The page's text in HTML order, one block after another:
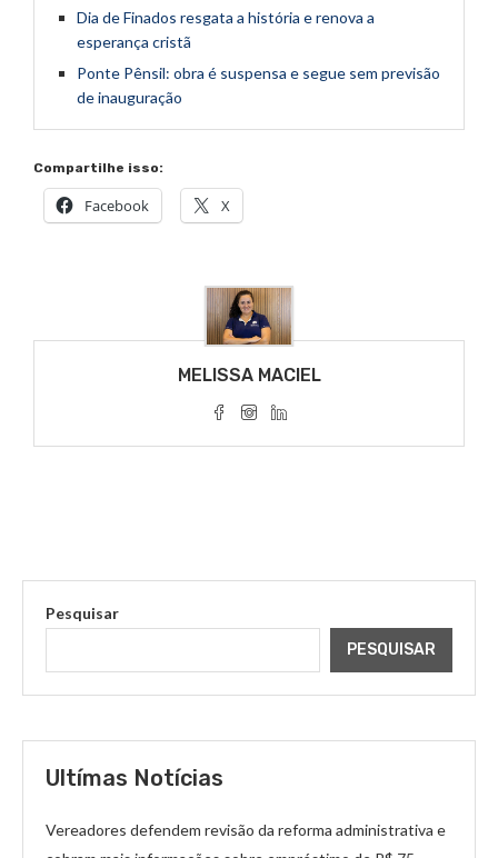
Dia de Finados resgata a história e renova a
esperança cristã
Ponte Pênsil: obra é suspensa e segue sem previsão
de inauguração
Compartilhe isso:
Facebook X
MELISSA MACIEL
Pesquisar
PESQUISAR
Ultímas Notícias
Vereadores defendem revisão da reforma administrativa e